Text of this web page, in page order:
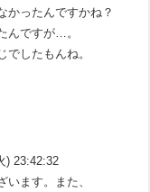
かったんですかね？
んですが…。
したもんね。
) 23:42:32
ます。また、